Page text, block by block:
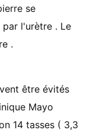
se
l'urètre . Le
.
être évités
Mayo
14 tasses ( 3,3